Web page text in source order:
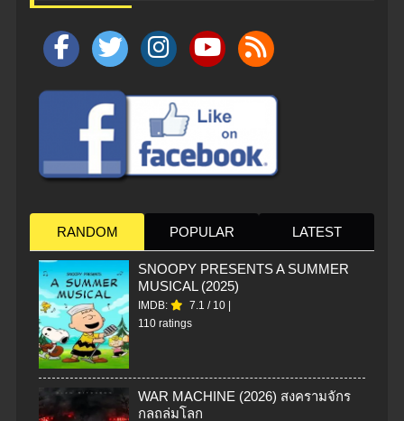
RANDOM POPULAR LATEST
SNOOPY PRESENTS A SUMMER
MUSICAL (2025)
IMDB: 7.1 / 10
110 ratings
WAR MACHINE (2026) สงครามจักร
กลถล่มโลก